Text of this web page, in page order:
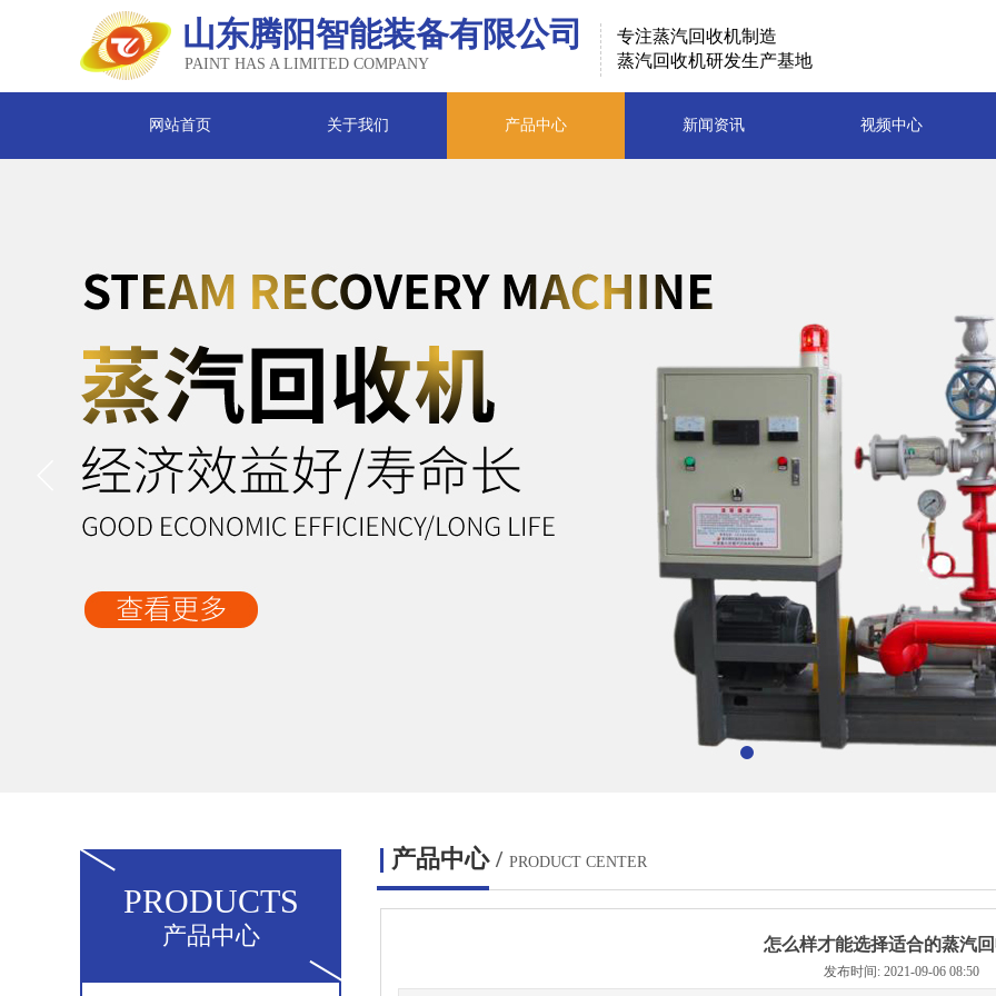
山东腾阳智能装备有限公司
专注蒸汽回收机制造
蒸汽回收机研发生产基地
PAINT HAS A LIMITED COMPANY
网站首页 关于我们 产品中心 新闻资讯 视频中心
产品中心/ PRODUCT CENTER
PRODUCTS
产品中心
PRODUCTS
产品中心 怎么样才能选择适合的蒸汽
发布时间: 2021-09-06 08:50